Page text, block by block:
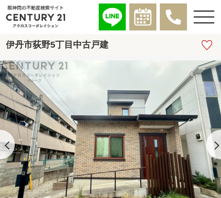
伊丹市荻野5丁目中古戸建